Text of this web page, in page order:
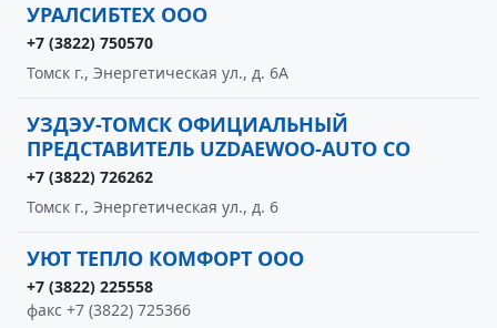
УРАЛСИБТЕХ ООО
+7 (3822) 750570
Томск г., Энергетическая ул., д. 6А
УЗДЭУ-ТОМСК ОФИЦИАЛЬНЫЙ
ПРЕДСТАВИТЕЛЬ UZDAEWOO-AUTO CO
+7 (3822) 726262
Томск г., Энергетическая ул., д. 6
УЮТ ТЕПЛО КОМФОРТ ООО
+7 (3822) 225558
факс +7 (3822) 725366